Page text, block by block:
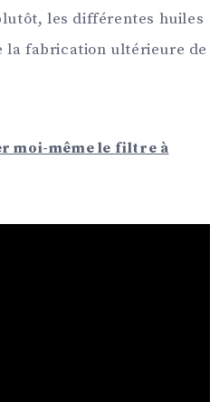
les différentes huiles
la fabrication ultérieure de
moi-même le filtre à